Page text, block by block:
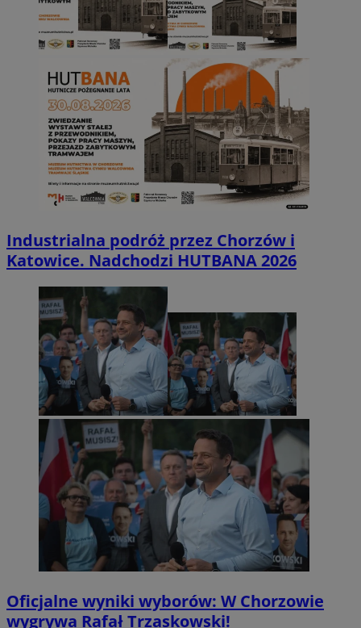
Industrialna podróż przez Chorzów i
Katowice. Nadchodzi HUTBANA 2026
Oficjalne wyniki wyborów: W Chorzowie
wygrywa Rafał Trzaskowski!